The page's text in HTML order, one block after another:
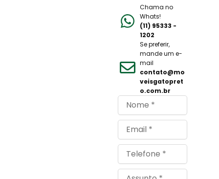
Chama no
Whats!
(11) 95333 -
1202
Se preferir,
mande um e-
mail
contato@mo
veisgatopret
o.com.br
Nome
Email
Telefone
Assunto